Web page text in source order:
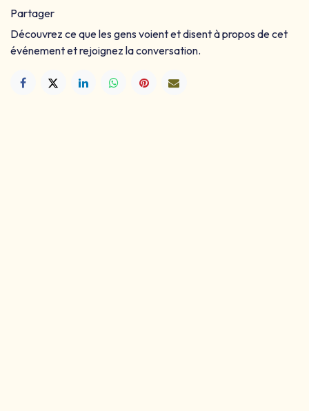
Partager
Découvrez ce que les gens voient et disent à propos de cet
événement et rejoignez la conversation.